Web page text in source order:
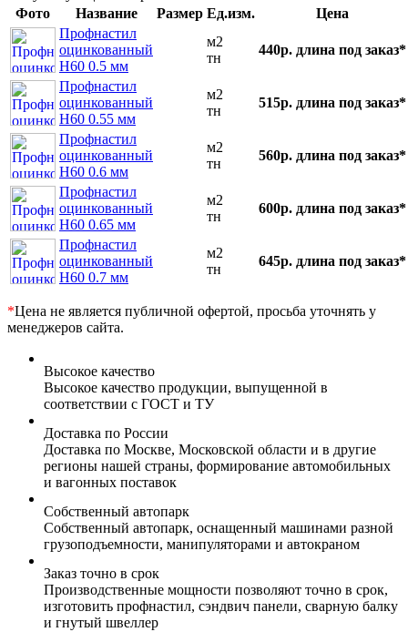
Фото
Название Размер Ед.изм.
Цена
Профнастил
оцинкованный
Н60 0.5 мм
м2
тн
440р. длина под заказ*
Профнастил
оцинкованный
Н60 0.55 мм
м2
тн
515р. длина под заказ*
Профнастил
оцинкованный
Н60 0.6 мм
м2
тн
560р. длина под заказ*
Профнастил
оцинкованный
Н60 0.65 мм
м2
тн
600р. длина под заказ*
Профнастил
оцинкованный
Н60 0.7 мм
м2
тн
645р. длина под заказ*
*Цена не является публичной офертой, просьба уточнять у
менеджеров сайта.
Высокое качество
Высокое качество продукции, выпущенной в
соответствии с ГОСТ и ТУ
Доставка по России
Доставка по Москве, Московской области и в другие
регионы нашей страны, формирование автомобильных
и вагонных поставок
Собственный автопарк
Собственный автопарк, оснащенный машинами разной
грузоподъемности, манипуляторами и автокраном
Заказ точно в срок
Производственные мощности позволяют точно в срок,
изготовить профнастил, сэндвич панели, сварную балку
и гнутый швеллер